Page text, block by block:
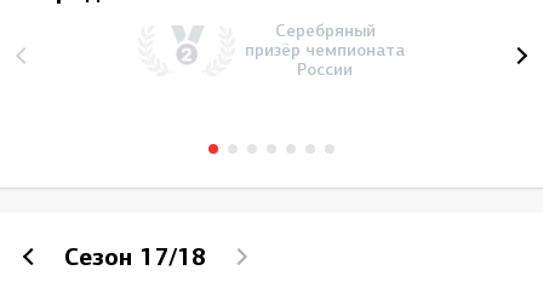
Серебряный
призёр чемпионата
России
Сезон 17/18